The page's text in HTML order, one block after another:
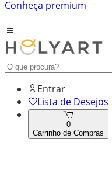
Conheça premium
Entrar
Lista de Desejos
0
Carrinho de Compras